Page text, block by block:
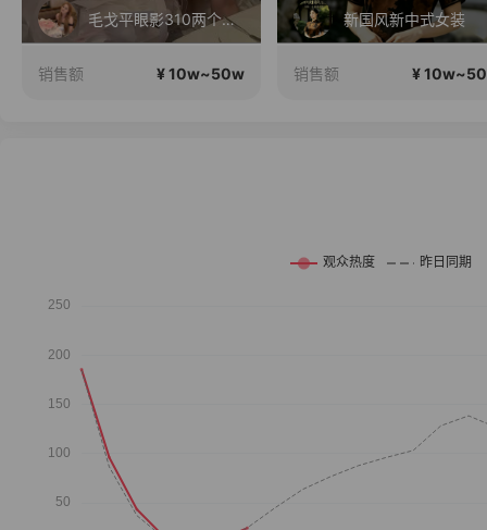
毛戈平眼影310两个正装！
销售额 ¥ 10w~50w
新国风新中式女装
销售额 ¥